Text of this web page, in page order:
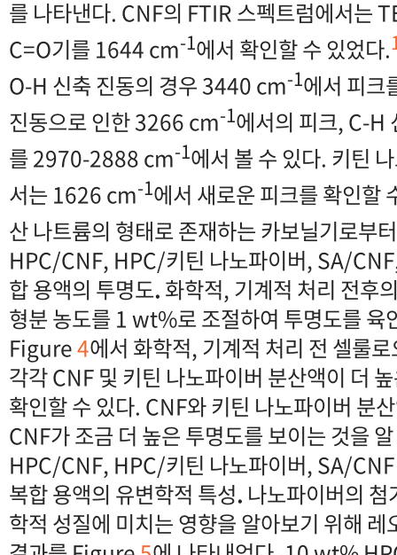
를 나타낸다. CNF의 FTIR 스펙트럼에서는
C=O기를 1644 cm-1에서 확인할 수 있었다.
O-H 신축 진동의 경우 3440 cm-1에서 피크
진동으로 인한 3266 cm-1에서의 피크, C-H
를 2970-2888 cm-1에서 볼 수 있다. 키틴
서는 1626 cm-1에서 새로운 피크를 확인할
산 나트륨의 형태로 존재하는 카보닐기로부
HPC/CNF, HPC/키틴 나노파이버, SA/
합 용액의 투명도.화학적, 기계적 처리 전후
형분 농도를 1 wt%로 조절하여 투명도를 육
Figure4에서 화학적, 기계적 처리 전 셀룰
각각 CNF 및 키틴 나노파이버 분산액이 더
확인할 수 있다. CNF와 키틴 나노파이버 분
CNF가 조금 더 높은 투명도를 보이는 것을
HPC/CNF, HPC/키틴 나노파이버, SA/
복합 용액의 유변학적 특성. 나노파이버의
학적 성질에 미치는 영향을 알아보기 위해